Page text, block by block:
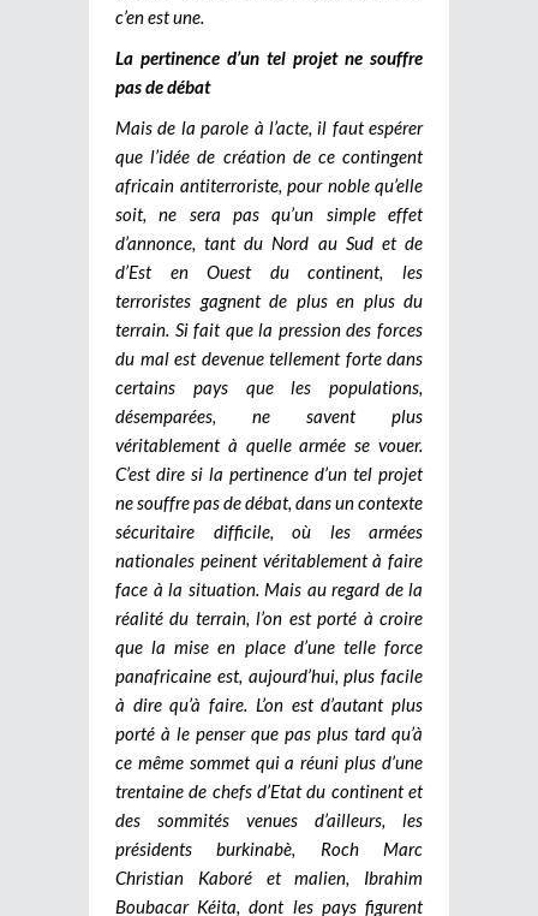
c’en est une.
La pertinence d’un tel projet ne souffre
pas de débat
Mais de la parole à l’acte, il faut espérer
que l’idée de création de ce contingent
africain antiterroriste, pour noble qu’elle
soit, ne sera pas qu’un simple effet
d’annonce, tant du Nord au Sud et de
d’Est en Ouest du continent, les
terroristes gagnent de plus en plus du
terrain. Si fait que la pression des forces
du mal est devenue tellement forte dans
certains pays que les populations,
désemparées, ne savent plus
véritablement à quelle armée se vouer.
C’est dire si la pertinence d’un tel projet
ne souffre pas de débat, dans un contexte
sécuritaire difficile, où les armées
nationales peinent véritablement à faire
face à la situation. Mais au regard de la
réalité du terrain, l’on est porté à croire
que la mise en place d’une telle force
panafricaine est, aujourd’hui, plus facile
à dire qu’à faire. L’on est d’autant plus
porté à le penser que pas plus tard qu’à
ce même sommet qui a réuni plus d’une
trentaine de chefs d’Etat du continent et
des sommités venues d’ailleurs, les
présidents burkinabè, Roch Marc
Christian Kaboré et malien, Ibrahim
Boubacar Kéita, dont les pays figurent